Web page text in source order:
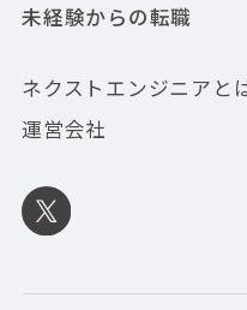
未経験からの転職
ネクストエンジニアと
運営会社